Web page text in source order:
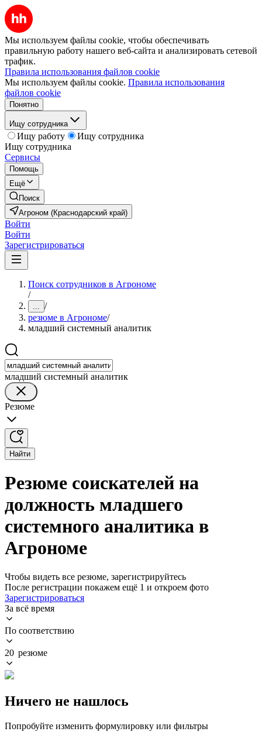
Мы используем файлы cookie, чтобы обеспечивать
правильную работу нашего веб-сайта и анализировать сетевой
трафик.
Правила использования файлов cookie
Мы используем файлы cookie. Правила использования
файлов cookie
Понятно
Ищу сотрудника
Ищу работу
Ищу сотрудника
Ищу сотрудника
Сервисы
Помощь
Ещё
Поиск
Агроном (Краснодарский край)
Войти
Войти
Зарегистрироваться
Поиск сотрудников в Агрономе
/
... /
резюме в Агрономе/
младший системный аналитик
младший системный аналитик
Резюме
Найти
Резюме соискателей на
должность младшего
системного аналитика в
Агрономе
Чтобы видеть все резюме, зарегистрируйтесь
После регистрации покажем ещё 1 и откроем фото
Зарегистрироваться
За всё время
По соответствию
20 резюме
Ничего не нашлось
Попробуйте изменить формулировку или фильтры